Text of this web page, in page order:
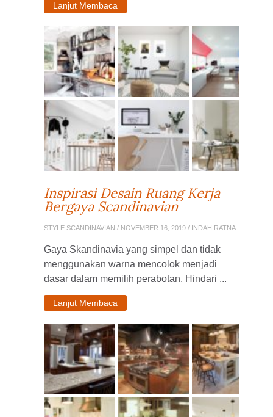
Lanjut Membaca
Inspirasi Desain Ruang Kerja
Bergaya Scandinavian
STYLE SCANDINAVIAN / NOVEMBER 16, 2019 / INDAH RATNA
Gaya Skandinavia yang simpel dan tidak
menggunakan warna mencolok menjadi
dasar dalam memilih perabotan. Hindari ...
Lanjut Membaca